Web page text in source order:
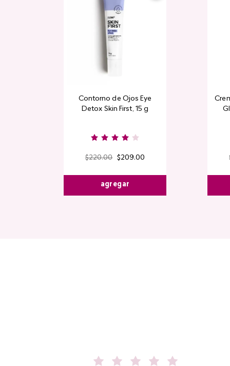
Contorno de Ojos Eye
Detox Skin First, 15 g
$220.00 $209.00
agregar